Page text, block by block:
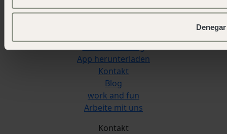
Denegar
Wecampers Club
App herunterladen
Kontakt
Blog
work and fun
Arbeite mit uns
Kontakt